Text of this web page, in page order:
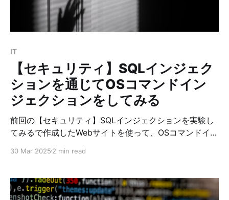
IT
【セキュリティ】SQLインジェク
ションを通じてOSコマンドイン
ジェクションをしてみる
前回の【セキュリティ】SQLインジェクションを実験し
てみるで作成したWebサイトを使って、OSコマンドイン
まずは、脆弱性を作ります。 DBの脆弱性の設定 DBのユ
理者権限で下記を実行します。 MariaDB [(none)]>
GRANT FILE ON . TO 'sectest'@'localhost'; Query OK,
30 Mar 2025 2 min read